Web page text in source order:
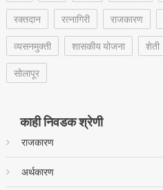
रक्‍तदान
रत्नागिरी राजकारण
व्यसनमुक्ती
शासकीय योजना शेती
सोलापूर
काही निवडक श्रेणी
राजकारण
अर्थकारण